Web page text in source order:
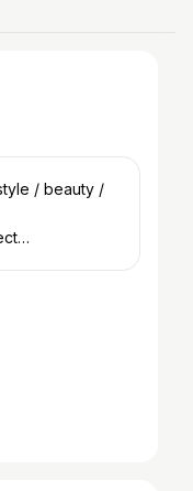
/ beauty /